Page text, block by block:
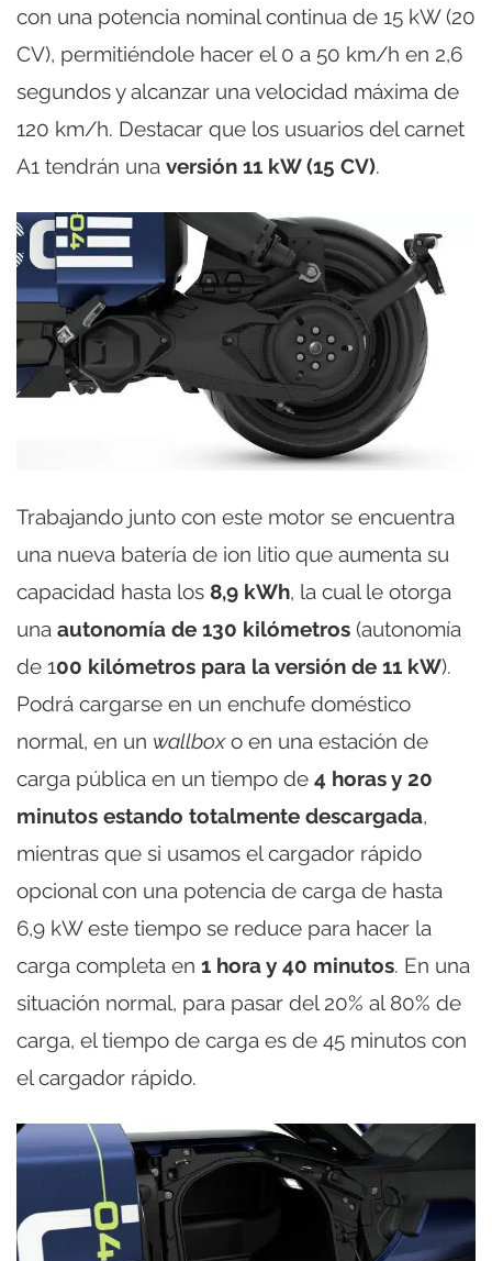
con una potencia nominal continua de 15 kW (20
CV), permitiéndole hacer el 0 a 50 km/h en 2,6
segundos y alcanzar una velocidad máxima de
120 km/h. Destacar que los usuarios del carnet
A1 tendrán una versión 11 kW (15 CV).
Trabajando junto con este motor se encuentra
una nueva batería de ion litio que aumenta su
capacidad hasta los 8,9 kWh, la cual le otorga
una autonomía de 130 kilómetros (autonomía
de 100 kilómetros para la versión de 11 kW).
Podrá cargarse en un enchufe doméstico
normal, en un wallboxo en una estación de
carga pública en un tiempo de 4 horas y 20
minutos estando totalmente descargada,
mientras que si usamos el cargador rápido
opcional con una potencia de carga de hasta
6,9 kW este tiempo se reduce para hacer la
carga completa en 1 hora y 40 minutos. En una
situación normal, para pasar del 20% al 80% de
carga, el tiempo de carga es de 45 minutos con
el cargador rápido.